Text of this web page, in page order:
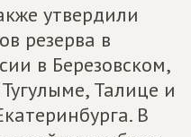
утвердили
резерва в
в Березовском,
Талице и
В